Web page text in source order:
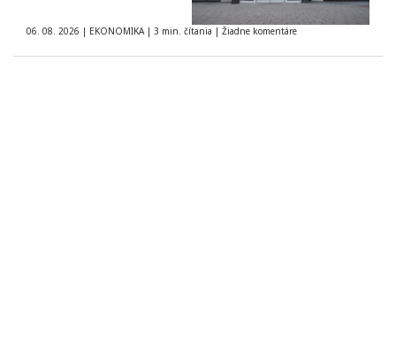
06. 08. 2026 | EKONOMIKA | 3 min. čítania | Žiadne komentáre